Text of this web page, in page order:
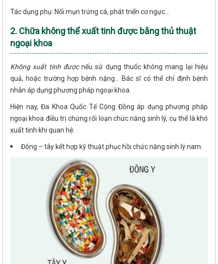
Tác dụng phụ: Nổi mụn trứng cá, phát triển cơ ngực...
2. Chữa không thể xuất tinh được bằng thủ thuật
ngoại khoa
Không xuất tinh được nếu sử dụng thuốc không mang lại hiệu
quả, hoặc trường hợp bệnh nặng... Bác sĩ có thể chỉ định bệnh
nhân áp dụng phương pháp ngoại khoa.
Hiện nay, Đa Khoa Quốc Tế Cộng Đồng áp dụng phương pháp
ngoại khoa điều trị chứng rối loạn chức năng sinh lý, cụ thể là khó
xuất tinh khi quan hệ:
Đông – tây kết hợp kỹ thuật phục hồi chức năng sinh lý nam.